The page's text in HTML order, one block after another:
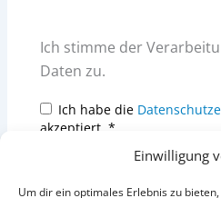
Einwilligung
Um dir ein optimales Erlebnis zu
Ich stimme der
Daten zu.
Ich habe die
akzeptiert. *